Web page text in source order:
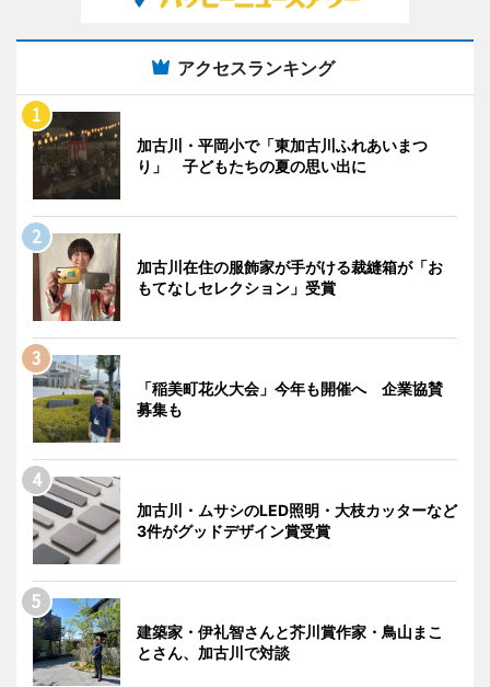
アクセスランキング
加古川・平岡小で「東加古川ふれあいまつ
り」 子どもたちの夏の思い出に
加古川在住の服飾家が手がける裁縫箱が「お
もてなしセレクション」受賞
「稲美町花火大会」今年も開催へ 企業協賛
募集も
加古川・ムサシのLED照明・大枝カッターなど
3件がグッドデザイン賞受賞
建築家・伊礼智さんと芥川賞作家・鳥山まこ
とさん、加古川で対談